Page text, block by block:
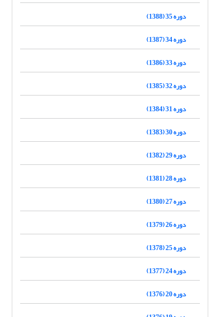
دوره 35 (1388)
دوره 34 (1387)
دوره 33 (1386)
دوره 32 (1385)
دوره 31 (1384)
دوره 30 (1383)
دوره 29 (1382)
دوره 28 (1381)
دوره 27 (1380)
دوره 26 (1379)
دوره 25 (1378)
دوره 24 (1377)
دوره 20 (1376)